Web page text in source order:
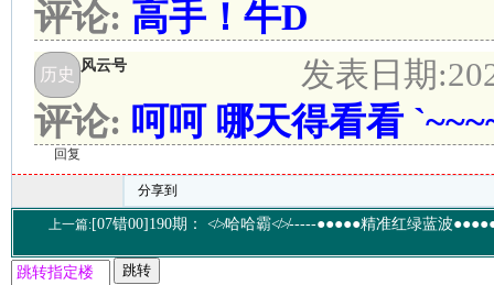
评论: 高手！牛D
历史 风云号 发表日期:
评论: 呵呵 哪天得看看
回复
分享到
上一篇:[07错00]190期： ≮≯哈哈霸≮≯-----●●●●●精准红绿蓝波
跳转